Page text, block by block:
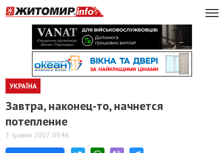
УКРАЇНА
Завтра, наконец-то, начнется
потепление
3 травня 2007, 09:46